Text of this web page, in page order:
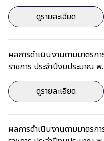
ดูรายละเอียด
ผลการดำเนินงานตามมาตร
ราชการ ประจำปีงบประมาณ
ดูรายละเอียด
ผลการดำเนินงานตามมาตร